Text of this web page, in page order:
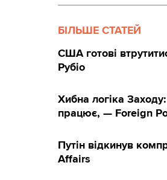
БІЛЬШЕ СТАТЕЙ
США готові
Рубіо
Хибна логіка
працює, — Foreign
Путін відкинув
Affairs